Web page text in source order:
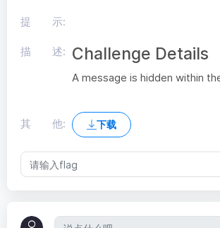
提 示:
描 述: Challenge Details
A message is hidden within
其 他: 下载